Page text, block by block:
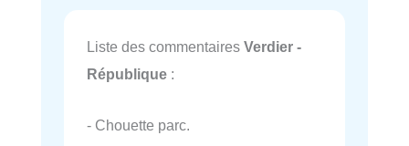
Liste des commentaires Verdier -
République :
- Chouette parc.